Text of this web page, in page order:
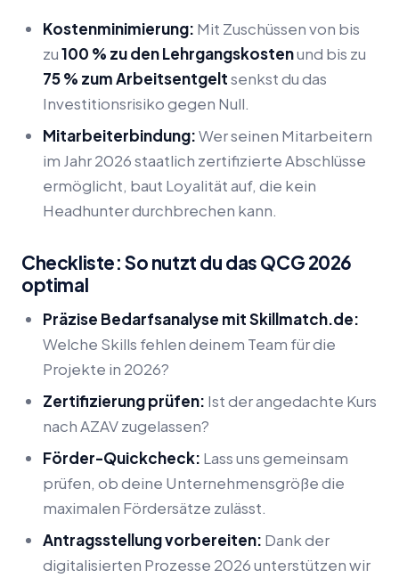
Kostenminimierung: Mit Zuschüssen von bis
zu100 % zu den Lehrgangskostenund bis zu
75 % zum Arbeitsentgeltsenkst du das
Investitionsrisiko gegen Null.
Mitarbeiterbindung:Wer seinen Mitarbeitern
im Jahr 2026 staatlich zertifizierte Abschlüsse
ermöglicht, baut Loyalität auf, die kein
Headhunter durchbrechen kann.
Checkliste: So nutzt du das QCG 2026
optimal
Präzise Bedarfsanalyse mit Skillmatch.de:
Welche Skills fehlen deinem Team für die
Projekte in 2026?
Zertifizierung prüfen: Ist der angedachte Kurs
nach AZAV zugelassen?
Förder-Quickcheck: Lass uns gemeinsam
prüfen, ob deine Unternehmensgröße die
maximalen Fördersätze zulässt.
Antragsstellung vorbereiten: Dank der
digitalisierten Prozesse 2026 unterstützen wir